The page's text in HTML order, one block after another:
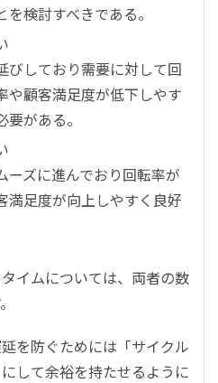
検討すべきである。
びしており需要に対して回
や顧客満足度が低下しやす
がある。
ーズに進んでおり回転率が
満足度が向上しやすく良好
イムについては、両者の数
を防ぐためには「サイクル
して余裕を持たせるように